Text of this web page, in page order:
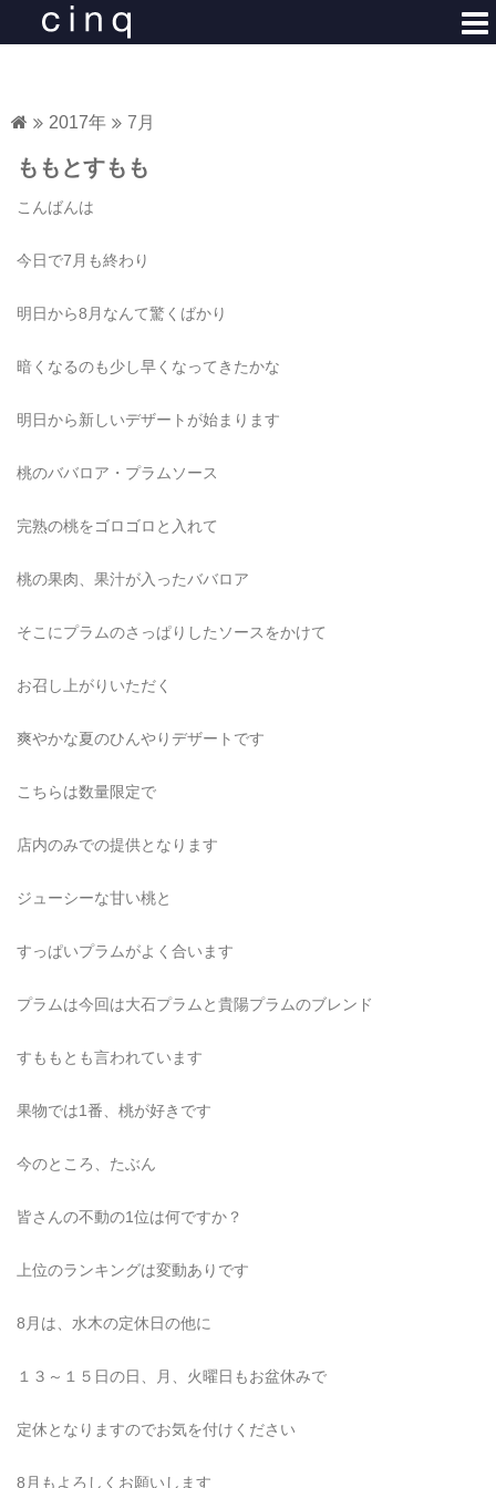
ツ
2017年 7月
ももとすもも
こんばんは
今日で7月も終わり
明日から8月なんて驚くばかり
暗くなるのも少し早くなってきたかな
明日から新しいデザートが始まります
桃のババロア・プラムソース
完熟の桃をゴロゴロと入れて
桃の果肉、果汁が入ったババロア
そこにプラムのさっぱりしたソースをかけて
お召し上がりいただく
爽やかな夏のひんやりデザートです
こちらは数量限定で
店内のみでの提供となります
ジューシーな甘い桃と
すっぱいプラムがよく合います
プラムは今回は大石プラムと貴陽プラムのブレンド
すももとも言われています
果物では1番、桃が好きです
今のところ、たぶん
皆さんの不動の1位は何ですか？
上位のランキングは変動ありです
8月は、水木の定休日の他に
１３～１５日の日、月、火曜日もお盆休みで
定休となりますのでお気を付けください
8月もよろしくお願いします